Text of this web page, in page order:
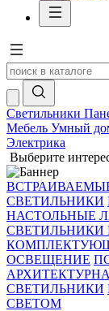
Светильники
Мебель Умный
Электрика
Выберите
ВСТРАИВАЕМЫЕ
СВЕТИЛЬНИКИ
НАСТОЛЬНЫЕ
ОСВЕЩЕНИЕ
СВЕТИЛЬНИКИ
СВЕТОМ